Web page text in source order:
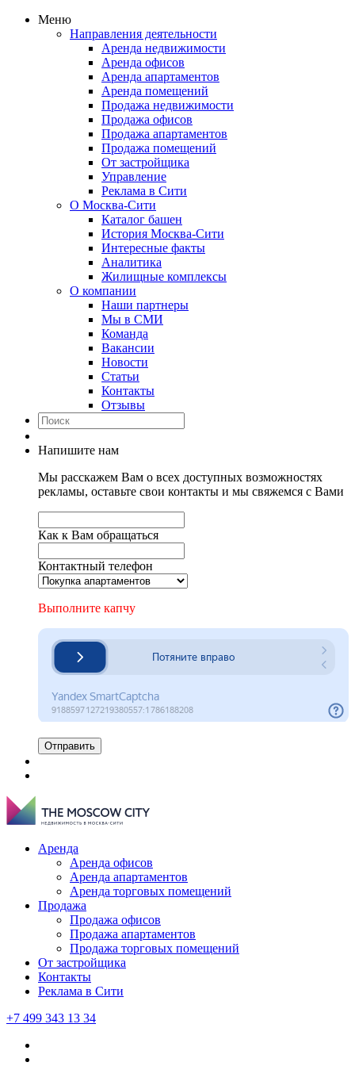
Меню
Направления деятельности
Аренда недвижимости
Аренда офисов
Аренда апартаментов
Аренда помещений
Продажа недвижимости
Продажа офисов
Продажа апартаментов
Продажа помещений
От застройщика
Управление
Реклама в Сити
О Москва-Сити
Каталог башен
История Москва-Сити
Интересные факты
Аналитика
Жилищные комплексы
О компании
Наши партнеры
Мы в СМИ
Команда
Вакансии
Новости
Статьи
Контакты
Отзывы
Напишите нам
Мы расскажем Вам о всех доступных возможностях
рекламы, оставьте свои контакты и мы свяжемся с Вами
Как к Вам обращаться
Контактный телефон
Выполните капчу
Отправить
Аренда
Аренда офисов
Аренда апартаментов
Аренда торговых помещений
Продажа
Продажа офисов
Продажа апартаментов
Продажа торговых помещений
От застройщика
Контакты
Реклама в Сити
+7 499 343 13 34